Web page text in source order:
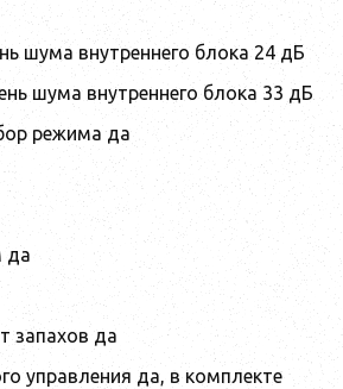
шума внутреннего блока 24 дБ
шума внутреннего блока 33 дБ
режима да
да
запахов да
управления да, в комплекте